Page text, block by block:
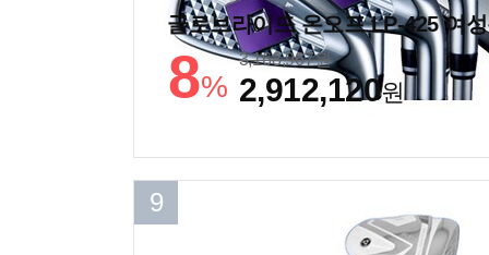
8%
3,168,967원
2,912,120원
9